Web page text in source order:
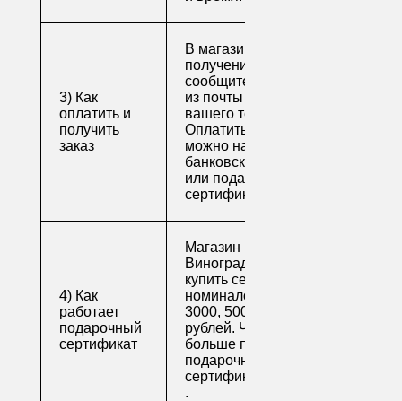
3) Как
оплатить и
получить
заказ
В магазине для
получения заказа
сообщите его номер
из почты или номер
вашего телефона.
Оплатить заказ
можно наличными,
банковской картой
или подарочным
сертификатом.
4) Как
работает
подарочный
сертификат
Магазин напитков
Виноград предлагает
купить сертификаты
номиналом 500, 1000,
3000, 5000 и 10000
рублей. Читайте
больше про
подарочные
сертификаты
.